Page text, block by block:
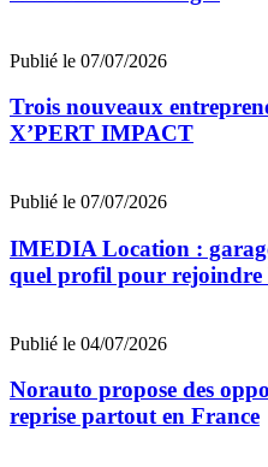
Publié le 07/07/2026
Trois nouveaux
X’PERT IMPACT
Publié le 07/07/2026
IMEDIA Location :
quel profil pour rejoindre
Publié le 04/07/2026
Norauto propose des
reprise partout en France